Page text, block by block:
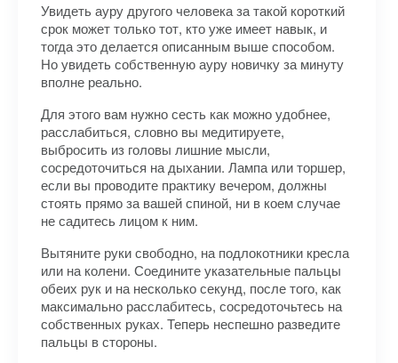
Увидеть ауру другого человека за такой короткий
срок может только тот, кто уже имеет навык, и
тогда это делается описанным выше способом.
Но увидеть собственную ауру новичку за минуту
вполне реально.
Для этого вам нужно сесть как можно удобнее,
расслабиться, словно вы медитируете,
выбросить из головы лишние мысли,
сосредоточиться на дыхании. Лампа или торшер,
если вы проводите практику вечером, должны
стоять прямо за вашей спиной, ни в коем случае
не садитесь лицом к ним.
Вытяните руки свободно, на подлокотники кресла
или на колени. Соедините указательные пальцы
обеих рук и на несколько секунд, после того, как
максимально расслабитесь, сосредоточьтесь на
собственных руках. Теперь неспешно разведите
пальцы в стороны.